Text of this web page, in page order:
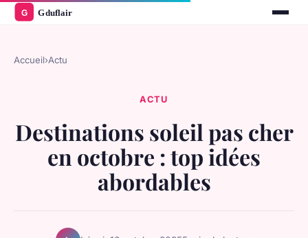
Accueil›Actu
ACTU
Destinations soleil pas cher
en octobre : top idées
abordables